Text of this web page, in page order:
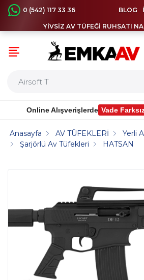
0 (542) 117 33 36 BLOG
YİVSİZ AV TÜFEĞİ RUHSATI
Online Alışverişlerde Vade
Anasayfa AV TÜFEKLERİ
Yerli
Şarjörlü Av Tüfekleri
HATSAN